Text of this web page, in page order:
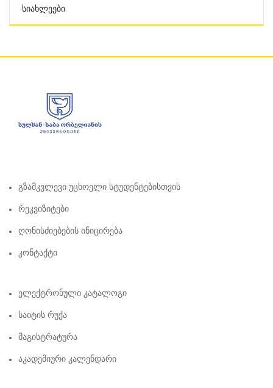
Სიახლეები
Გზამკვლევი Უცხოელი Სტუდენტებისთვის
Რეკვიზიტები
Ღონისძიებების Ინიცირება
Კონტაქტი
Ელექტრონული Კატალოგი
Საიტის Რუქა
Მაგისტრატურა
Აკადემიური Კალენდარი